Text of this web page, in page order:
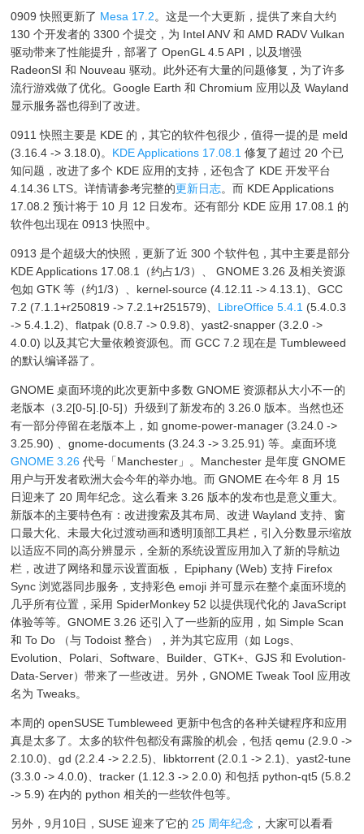
0909 快照更新了 Mesa 17.2。这是一个大更新，提供了来自大约
130 个开发者的 3300 个提交，为 Intel ANV 和 AMD RADV Vulkan
驱动带来了性能提升，部署了 OpenGL 4.5 API，以及增强
RadeonSI 和 Nouveau 驱动。此外还有大量的问题修复，为了许多
流行游戏做了优化。Google Earth 和 Chromium 应用以及 Wayland
显示服务器也得到了改进。
0911 快照主要是 KDE 的，其它的软件包很少，值得一提的是 meld
(3.16.4 -> 3.18.0)。 KDE Applications 17.08.1 修复了超过 20 个已
知问题，改进了多个 KDE 应用的支持，还包含了 KDE 开发平台
4.14.36 LTS。详情请参考完整的更新日志。而 KDE Applications
17.08.2 预计将于 10 月 12 日发布。还有部分 KDE 应用 17.08.1 的
软件包出现在 0913 快照中。
0913 是个超级大的快照，更新了近 300 个软件包，其中主要是部分
KDE Applications 17.08.1（约占1/3）、 GNOME 3.26 及相关资源
包如 GTK 等（约1/3）、kernel-source (4.12.11 -> 4.13.1)、GCC
7.2 (7.1.1+r250819 -> 7.2.1+r251579)、 LibreOffice 5.4.1 (5.4.0.3
-> 5.4.1.2)、flatpak (0.8.7 -> 0.9.8)、yast2-snapper (3.2.0 ->
4.0.0) 以及其它大量依赖资源包。而 GCC 7.2 现在是 Tumbleweed
的默认编译器了。
GNOME 桌面环境的此次更新中多数 GNOME 资源都从大小不一的
老版本（3.2[0-5].[0-5]）升级到了新发布的 3.26.0 版本。当然也还
有一部分停留在老版本上，如 gnome-power-manager (3.24.0 ->
3.25.90) 、gnome-documents (3.24.3 -> 3.25.91) 等。桌面环境
GNOME 3.26 代号「Manchester」。Manchester 是年度 GNOME
用户与开发者欧洲大会今年的举办地。而 GNOME 在今年 8 月 15
日迎来了 20 周年纪念。这么看来 3.26 版本的发布也是意义重大。
新版本的主要特色有：改进搜索及其布局、改进 Wayland 支持、窗
口最大化、未最大化过渡动画和透明顶部工具栏，引入分数显示缩放
以适应不同的高分辨显示，全新的系统设置应用加入了新的导航边
栏，改进了网络和显示设置面板， Epiphany (Web) 支持 Firefox
Sync 浏览器同步服务，支持彩色 emoji 并可显示在整个桌面环境的
几乎所有位置，采用 SpiderMonkey 52 以提供现代化的 JavaScript
体验等等。GNOME 3.26 还引入了一些新的应用，如 Simple Scan
和 To Do （与 Todoist 整合），并为其它应用（如 Logs、
Evolution、Polari、Software、Builder、GTK+、GJS 和 Evolution-
Data-Server）带来了一些改进。另外，GNOME Tweak Tool 应用改
名为 Tweaks。
本周的 openSUSE Tumbleweed 更新中包含的各种关键程序和应用
真是太多了。太多的软件包都没有露脸的机会，包括 qemu (2.9.0 ->
2.10.0)、gd (2.2.4 -> 2.2.5)、libktorrent (2.0.1 -> 2.1)、yast2-tune
(3.3.0 -> 4.0.0)、tracker (1.12.3 -> 2.0.0) 和包括 python-qt5 (5.8.2
-> 5.9) 在内的 python 相关的一些软件包等。
另外，9月10日，SUSE 迎来了它的25 周年纪念 ，大家可以看看